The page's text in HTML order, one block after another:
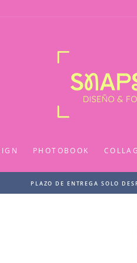
PHOTOBOOK
PLAZO DE ENTREGA SOLO